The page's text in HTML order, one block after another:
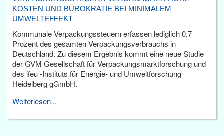
KOSTEN UND BÜROKRATIE BEI MINIMALEM
UMWELTEFFEKT
Kommunale Verpackungssteuern erfassen lediglich 0,7
Prozent des gesamten Verpackungsverbrauchs in
Deutschland. Zu diesem Ergebnis kommt eine neue Studie
der GVM Gesellschaft für Verpackungsmarktforschung und
des ifeu -Instituts für Energie- und Umweltforschung
Heidelberg gGmbH.
Weiterlesen...